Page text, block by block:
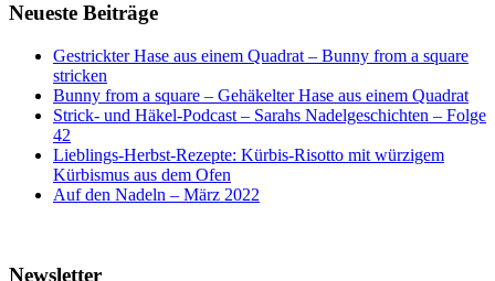
Neueste Beiträge
Gestrickter Hase aus einem Quadrat – Bunny from a square
stricken
Bunny from a square – Gehäkelter Hase aus einem Quadrat
Strick- und Häkel-Podcast – Sarahs Nadelgeschichten – Folge
42
Lieblings-Herbst-Rezepte: Kürbis-Risotto mit würzigem
Kürbismus aus dem Ofen
Auf den Nadeln – März 2022
Newsletter